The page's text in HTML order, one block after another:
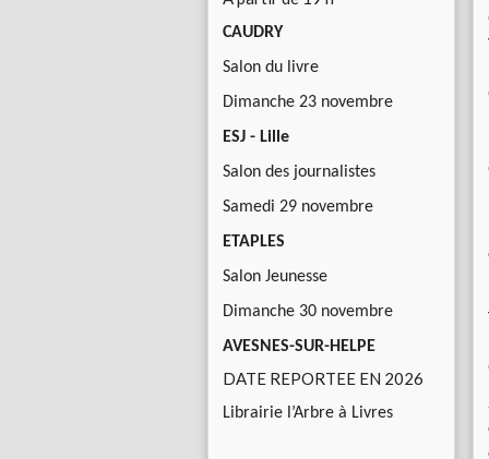
CAUDRY
Salon du livre
Dimanche 23 novembre
ESJ - Lille
Salon des journalistes
Samedi 29 novembre
ETAPLES
Salon Jeunesse
Dimanche 30 novembre
AVESNES-SUR-HELPE
DATE REPORTEE EN 2026
Librairie l’Arbre à Livres